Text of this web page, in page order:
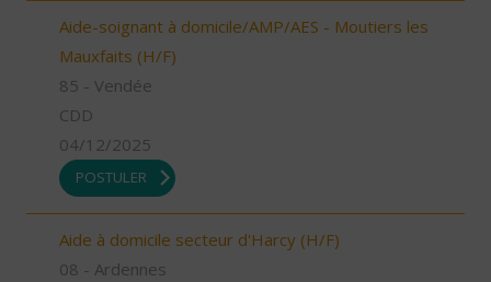
Aide-soignant à domicile/AMP/AES - Moutiers les
Mauxfaits (H/F)
85 - Vendée
CDD
04/12/2025
POSTULER
Aide à domicile secteur d'Harcy (H/F)
08 - Ardennes